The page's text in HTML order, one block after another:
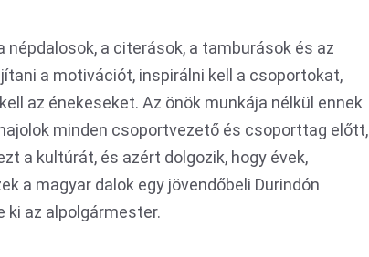
a citerások, a tamburások és az
a motivációt, inspirálni kell a csoportokat,
az énekeseket. Az önök munkája nélkül ennek
minden csoportvezető és csoporttag előtt,
a kultúrát, és azért dolgozik, hogy évek,
a magyar dalok egy jövendőbeli Durindón
ki az alpolgármester.